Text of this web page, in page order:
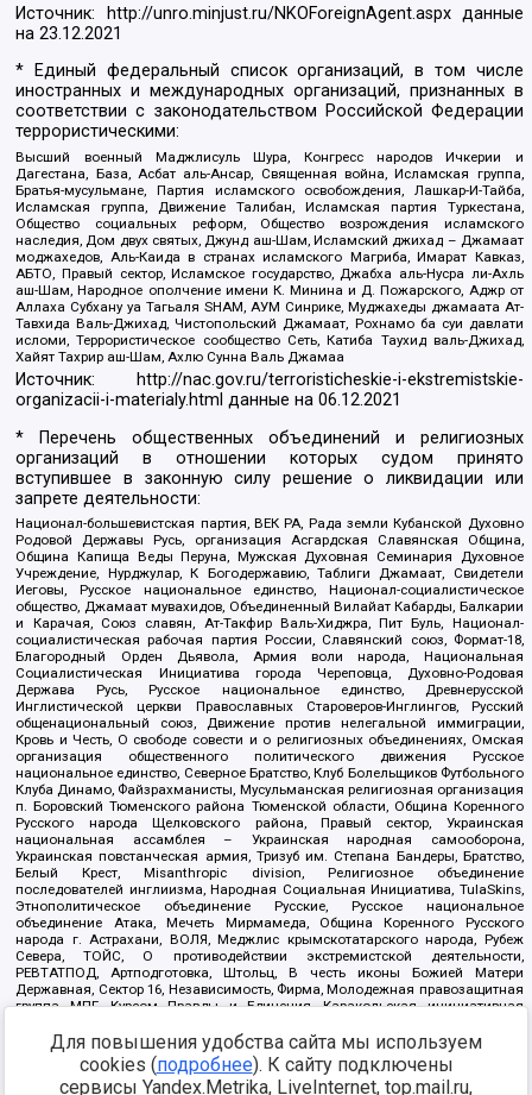
Источник: http://unro.minjust.ru/NKOForeignAgent.aspxданные
на23.12.2021
* Единый федеральный список организаций, в том числе
иностранных и международных организаций, признанных в
соответствии с законодательством Российской Федерации
террористическими:
Высший военный Маджлисуль Шура, Конгресс народов Ичкерии и
Дагестана, База, Асбат аль-Ансар, Священная война, Исламская группа,
Братья-мусульмане, Партия исламского освобождения, Лашкар-И-Тайба,
Исламская группа, Движение Талибан, Исламская партия Туркестана,
Общество социальных реформ, Общество возрождения исламского
наследия, Дом двух святых, Джунд аш-Шам, Исламский джихад – Джамаат
моджахедов, Аль-Каида в странах исламского Магриба, Имарат Кавказ,
АБТО, Правый сектор, Исламское государство, Джабха аль-Нусра ли-Ахль
аш-Шам, Народное ополчение имени К. Минина и Д. Пожарского, Аджр от
Аллаха Субхану уа Тагьаля SHAM, АУМ Синрике, Муджахеды джамаата Ат-
Тавхида Валь-Джихад, Чистопольский Джамаат, Рохнамо ба суи давлати
исломи, Террористическое сообщество Сеть, Катиба Таухид валь-Джихад,
Хайят Тахрир аш-Шам, Ахлю Сунна Валь Джамаа
Источник:
http://nac.gov.ru/terroristicheskie-i-ekstremistskie-
organizacii-i-materialy.html данные на06.12.2021
* Перечень общественных объединений и религиозных
организаций в отношении которых судом принято
вступившее в законную силу решение о ликвидации или
запрете деятельности:
Национал-большевистская партия, ВЕК РА, Рада земли Кубанской Духовно
Родовой Державы Русь, организация Асгардская Славянская Община,
Община Капища Веды Перуна, Мужская Духовная Семинария Духовное
Учреждение, Нурджулар, К Богодержавию, Таблиги Джамаат, Свидетели
Иеговы, Русское национальное единство, Национал-социалистическое
общество, Джамаат мувахидов, Объединенный Вилайат Кабарды, Балкарии
и Карачая, Союз славян, Ат-Такфир Валь-Хиджра, Пит Буль, Национал-
социалистическая рабочая партия России, Славянский союз, Формат-18,
Благородный Орден Дьявола, Армия воли народа, Национальная
Социалистическая Инициатива города Череповца, Духовно-Родовая
Держава Русь, Русское национальное единство, Древнерусской
Инглистической церкви Православных Староверов-Инглингов, Русский
общенациональный союз, Движение против нелегальной иммиграции,
Кровь и Честь, О свободе совести и о религиозных объединениях, Омская
организация общественного политического движения Русское
национальное единство, Северное Братство, Клуб Болельщиков Футбольного
Клуба Динамо, Файзрахманисты, Мусульманская религиозная организация
п. Боровский Тюменского района Тюменской области, Община Коренного
Русского народа Щелковского района, Правый сектор, Украинская
национальная ассамблея – Украинская народная самооборона,
Украинская повстанческая армия, Тризуб им. Степана Бандеры, Братство,
Белый Крест, Misanthropic division, Религиозное объединение
последователей инглиизма, Народная Социальная Инициатива, TulaSkins,
Этнополитическое объединение Русские, Русское национальное
объединение Атака, Мечеть Мирмамеда, Община Коренного Русского
народа г. Астрахани, ВОЛЯ, Меджлис крымскотатарского народа, Рубеж
Севера, ТОЙС, О противодействии экстремистской деятельности,
РЕВТАТПОД, Артподготовка, Штольц, В честь иконы Божией Матери
Державная, Сектор 16, Независимость, Фирма, Молодежная правозащитная
группа МПГ, Курсом Правды и Единения, Каракольская инициативная
Благотворительный пансионат Ак Умут, Русская республика Русь,
Арестантское уголовное единство, Башкорт, Нация и свобода, W.H.С., Фалунь
Дафа, Иртыш Ultras, Русский Патриотический клуб-Новокузнецк/РПК,
Сибирский державный союз, Фонд борьбы с коррупцией, Фонд защиты прав
Для повышения удобства сайта мы используем
cookies (подробнее). К сайту подключены
сервисы Yandex.Metrika, LiveInternet, top.mail.ru,